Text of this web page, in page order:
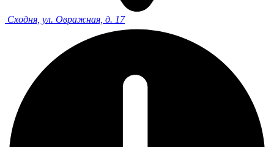
Сходня, ул. Овражная, д. 17